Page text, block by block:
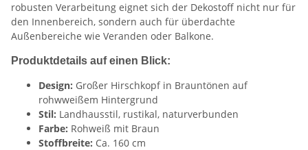
robusten Verarbeitung eignet sich der Dekostoff nicht nur für
den Innenbereich, sondern auch für überdachte
Außenbereiche wie Veranden oder Balkone.
Produktdetails auf einen Blick:
Design: Großer Hirschkopf in Brauntönen auf
rohwweißem Hintergrund
Stil: Landhausstil, rustikal, naturverbunden
Farbe: Rohweiß mit Braun
Stoffbreite: Ca. 160 cm